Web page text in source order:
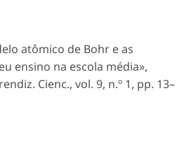
atômico de Bohr e as
ensino na escola média»,
Cienc., vol. 9, n.º 1, pp. 13–